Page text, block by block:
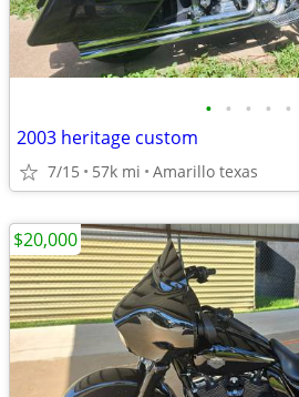
• • • • •
2003 heritage custom
7/15 57k mi Amarillo texas
$20,000